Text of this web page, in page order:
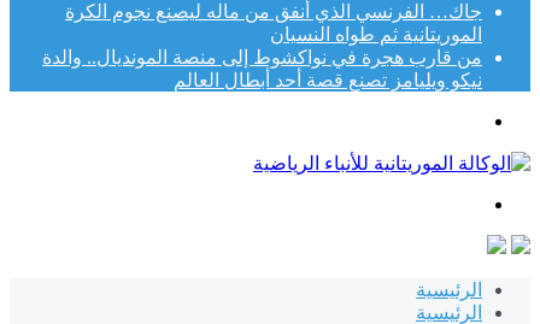
جاك… الفرنسي الذي أنفق من ماله ليصنع نجوم الكرة
الموريتانية ثم طواه النسيان
من قارب هجرة في نواكشوط إلى منصة المونديال.. والدة
نيكو ويليامز تصنع قصة أحد أبطال العالم
الرئيسية
الرئيسية